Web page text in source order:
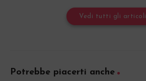
Vedi tutti gli articoli
Potrebbe piacerti anche